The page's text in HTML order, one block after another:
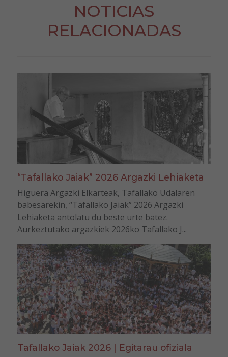
NOTICIAS
RELACIONADAS
“Tafallako Jaiak” 2026 Argazki Lehiaketa
Higuera Argazki Elkarteak, Tafallako Udalaren
babesarekin, “Tafallako Jaiak” 2026 Argazki
Lehiaketa antolatu du beste urte batez.
Aurkeztutako argazkiek 2026ko Tafallako J...
Tafallako Jaiak 2026 | Egitarau ofiziala